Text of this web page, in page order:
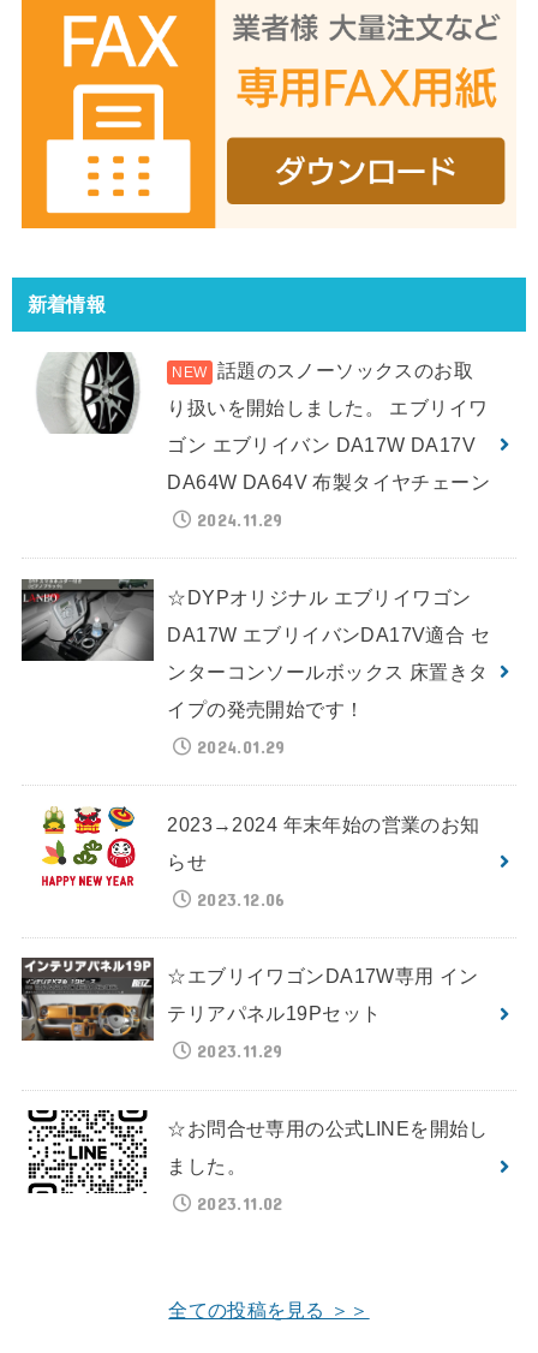
新着情報
話題のスノーソックスのお取
り扱いを開始しました。 エブリイワ
ゴン エブリイバン DA17W DA17V
DA64W DA64V 布製タイヤチェーン
2024.11.29
☆DYPオリジナル エブリイワゴン
DA17W エブリイバンDA17V適合 セ
ンターコンソールボックス 床置きタ
イプの発売開始です！
2024.01.29
2023→2024 年末年始の営業のお知
らせ
2023.12.06
☆エブリイワゴンDA17W専用 イン
テリアパネル19Pセット
2023.11.29
☆お問合せ専用の公式LINEを開始し
ました。
2023.11.02
全ての投稿を見る ＞＞